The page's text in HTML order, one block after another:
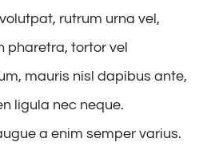
rutrum urna vel,
pharetra, tortor vel
mauris nisl dapibus ante,
ligula nec neque.
a enim semper varius.